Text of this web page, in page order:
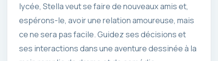
lycée, Stella veut se faire de nouveaux amis et,
espérons-le, avoir une relation amoureuse, mais
ce ne sera pas facile. Guidez ses décisions et
ses interactions dans une aventure dessinée à la